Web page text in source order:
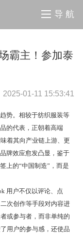
导 航
霸主！参加泰
2025-01-11 15:53:41
势。相较于纺织服装等
的代表，正朝着高端
着其向产业链上游、更
牌效应愈发凸显，鉴于
上的“中国制造”，而是
用户不仅以评论、点
次创作等手段对内容进
或参与者，而非单纯的
用户的参与感，还使品